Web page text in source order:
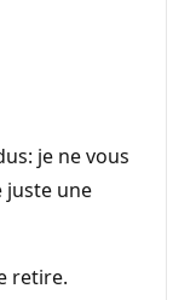
je ne vous
juste une
retire.